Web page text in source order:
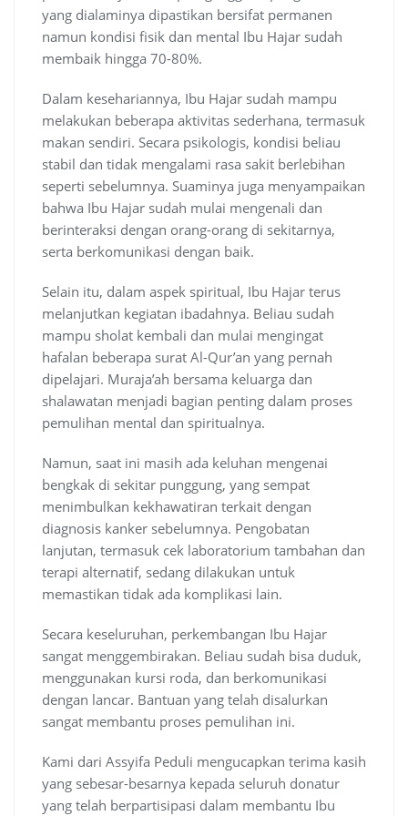
yang dialaminya dipastikan bersifat permanen
namun kondisi fisik dan mental Ibu Hajar sudah
membaik hingga 70-80%.
Dalam kesehariannya, Ibu Hajar sudah mampu
melakukan beberapa aktivitas sederhana, termasuk
makan sendiri. Secara psikologis, kondisi beliau
stabil dan tidak mengalami rasa sakit berlebihan
seperti sebelumnya. Suaminya juga menyampaikan
bahwa Ibu Hajar sudah mulai mengenali dan
berinteraksi dengan orang-orang di sekitarnya,
serta berkomunikasi dengan baik.
Selain itu, dalam aspek spiritual, Ibu Hajar terus
melanjutkan kegiatan ibadahnya. Beliau sudah
mampu sholat kembali dan mulai mengingat
hafalan beberapa surat Al-Qur’an yang pernah
dipelajari. Muraja’ah bersama keluarga dan
shalawatan menjadi bagian penting dalam proses
pemulihan mental dan spiritualnya.
Namun, saat ini masih ada keluhan mengenai
bengkak di sekitar punggung, yang sempat
menimbulkan kekhawatiran terkait dengan
diagnosis kanker sebelumnya. Pengobatan
lanjutan, termasuk cek laboratorium tambahan dan
terapi alternatif, sedang dilakukan untuk
memastikan tidak ada komplikasi lain.
Secara keseluruhan, perkembangan Ibu Hajar
sangat menggembirakan. Beliau sudah bisa duduk,
menggunakan kursi roda, dan berkomunikasi
dengan lancar. Bantuan yang telah disalurkan
sangat membantu proses pemulihan ini.
Kami dari Assyifa Peduli mengucapkan terima kasih
yang sebesar-besarnya kepada seluruh donatur
yang telah berpartisipasi dalam membantu Ibu